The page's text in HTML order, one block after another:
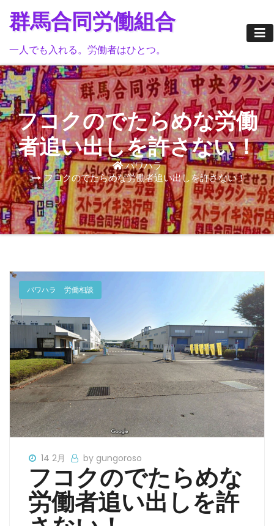
群馬合同労働組合
一人でも入れる。労働者はひとつ。
フコクのでたらめな労働
者追い出しを許さない！
パワハラ
フコクのでたらめな労働者追い出しを許さない！
パワハラ 労働相談
14 2月 by gungoroso
フコクのでたらめな
労働者追い出しを許